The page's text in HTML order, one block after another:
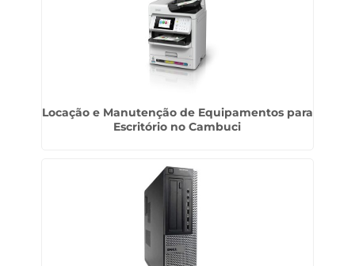
Locação e Manutenção de Equipamentos para
Escritório no Cambuci